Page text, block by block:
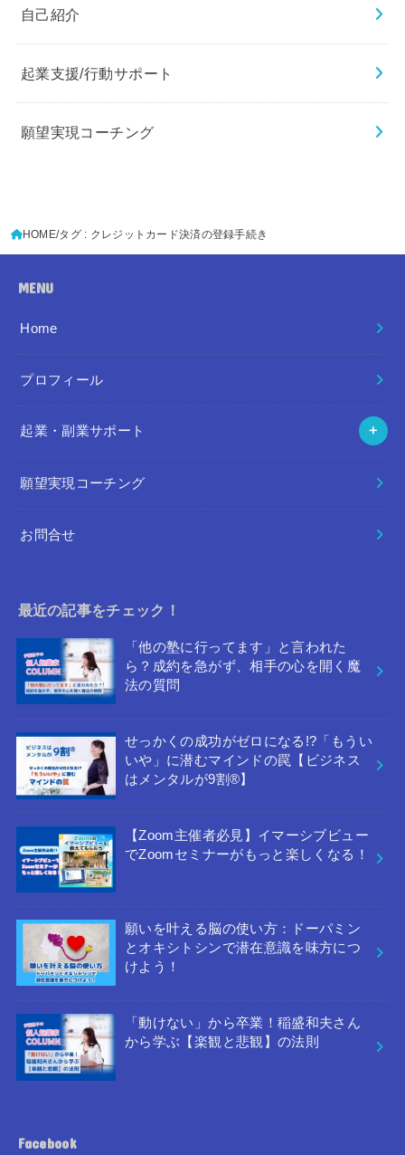
自己紹介
起業支援/行動サポート
願望実現コーチング
HOME タグ : クレジットカード決済の登録手続き
MENU
Home
プロフィール
起業・副業サポート
願望実現コーチング
お問合せ
最近の記事をチェック！
「他の塾に行ってます」と言われた
ら？成約を急がず、相手の心を開く魔
法の質問
せっかくの成功がゼロになる!?「もうい
いや」に潜むマインドの罠【ビジネス
はメンタルが9割®︎】
【Zoom主催者必見】イマーシブビュー
でZoomセミナーがもっと楽しくなる！
願いを叶える脳の使い方：ドーパミン
とオキシトシンで潜在意識を味方につ
けよう！
「動けない」から卒業！稲盛和夫さん
から学ぶ【楽観と悲観】の法則
Facebook